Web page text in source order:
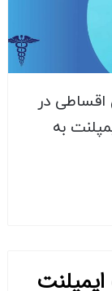
اقساطی در
به
ایمپلنت